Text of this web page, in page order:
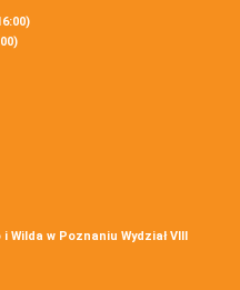
Wilda w Poznaniu Wydział VIII